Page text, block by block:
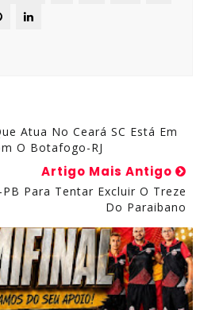
Atua No Ceará SC Está Em
O Botafogo-RJ
Artigo Mais Antigo
Para Tentar Excluir O Treze
Do Paraibano